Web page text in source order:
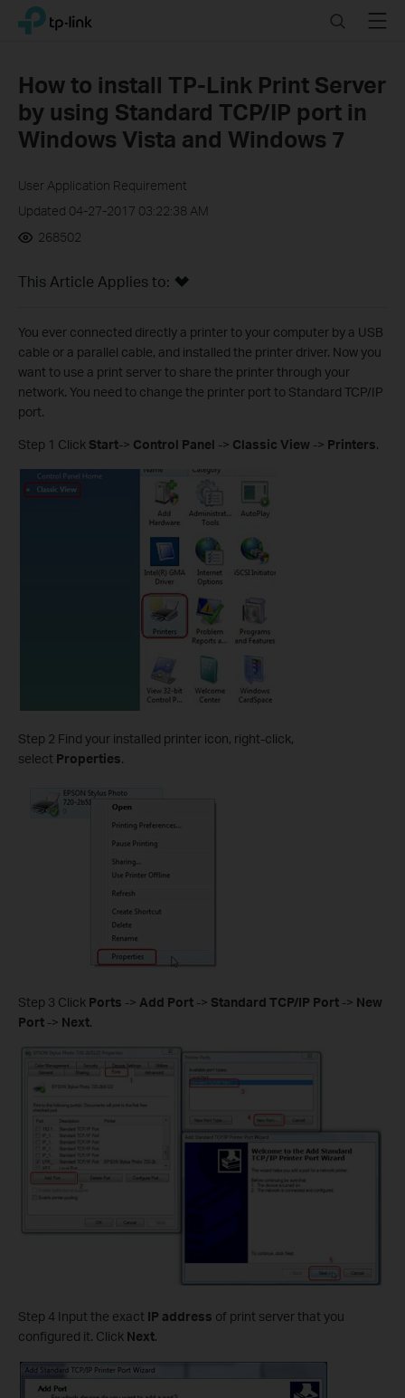
Click
navigation
TP-Link, Reliably Smart SearchMenu
How to install TP-Link Print Server
by using Standard TCP/IP port in
Windows Vista and Windows 7
User Application Requirement
Updated 04-27-2017 03:22:38 AM
268502
This Article Applies to:
You ever connected directly a printer to your computer by a USB
cable or a parallel cable, and installed the printer driver. Now you
want to use a print server to share the printer through your
network. You need to change the printer port to Standard TCP/IP
port.
Step 1 Click Start-> Control Panel -> Classic View -> Printers.
Step 2 Find your installed printer icon, right-click,
select Properties.
Step 3 Click Ports -> Add Port -> Standard TCP/IP Port -> New
Port -> Next.
Step 4 Input the exact IP address of print server that you
configured it. Click Next.